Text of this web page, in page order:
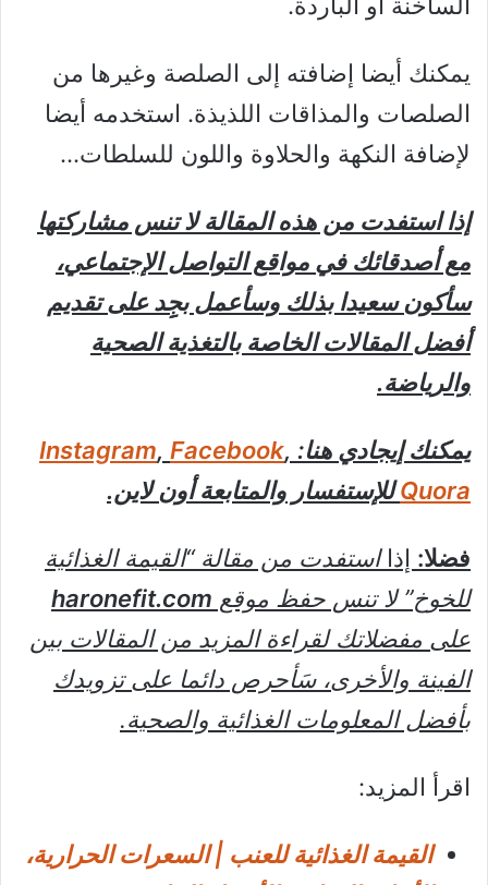
يمكنك أيضا إضافته إلى الصلصة وغيرها من
الصلصات والمذاقات اللذيذة. استخدمه أيضا
لإضافة النكهة والحلاوة واللون للسلطات…
إذا استفدت من هذه المقالة لا تنس مشاركتها
مع أصدقائك في مواقع التواصل الإجتماعي،
سأكون سعيدا بذلك وسأعمل بجِِد على تقديم
أفضل المقالات الخاصة بالتغذية الصحية
والرياضة.
يمكنك إيجادي هنا: Instagram, Facebook,
Quoraللإستفسار والمتابعة أون لاين.
فضلا: إذااستفدت من مقالة “القيمة الغذائية
للخوخ” لا تنس حفظ موقع haronefit.com
على مفضلاتك لقراءة المزيد من المقالات بين
الفينة والأخرى، سَأحرص دائما على تزويدك
بأفضل المعلومات الغذائية والصحية.
اقرأ المزيد:
القيمة الغذائية للعنب | السعرات الحرارية،